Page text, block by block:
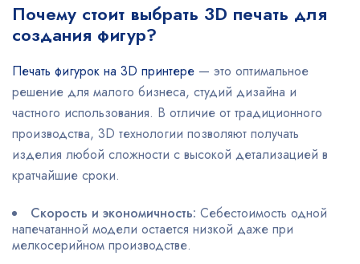
Почему стоит выбрать 3D печать для
создания фигур?
Печать фигурок на 3D принтере — это оптимальное
решение для малого бизнеса, студий дизайна и
частного использования. В отличие от традиционного
производства, 3D технологии позволяют получать
изделия любой сложности с высокой детализацией в
кратчайшие сроки.
Скорость и экономичность: Себестоимость одной
напечатанной модели остается низкой даже при
мелкосерийном производстве.